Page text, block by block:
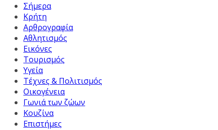
Σήμερα
Κρήτη
Αρθρογραφία
Αθλητισμός
Εικόνες
Τουρισμός
Υγεία
Τέχνες & Πολιτισμός
Οικογένεια
Γωνιά των ζώων
Κουζίνα
Επιστήμες